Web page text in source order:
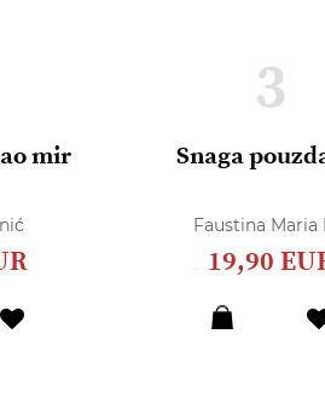
mir
3
Snaga
Faustina Maria
19,90